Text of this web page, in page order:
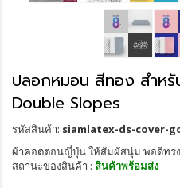
ปลอกหมอน สีทอง สำหรั
Double Slopes
รหัสสินค้า: siamlatex-ds-cover-
ผ้าคอตตอนญี่ปุ่น ให้สัมผัสนุ่ม พอดีทรง
สถานะของสินค้า : สินค้าพร้อมส่ง